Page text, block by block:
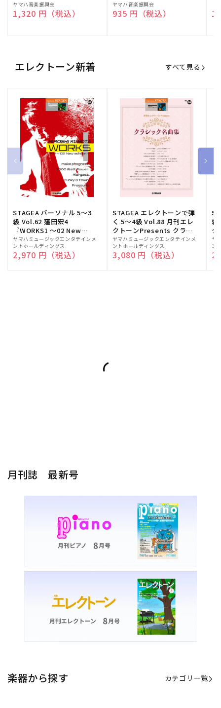
販
売
ヤマハ音楽振興会
通常価格
1,320 円（税込）
販
売
ヤマハ音楽振興会
通常価格
935 円（税込）
売
エレクトーン新着 すべて見る
STAGEA パーソナル 5～3
級 Vol.62 窪田宏4
『WORKS1 ～02 New
edition～』
販
売
元:
ヤマハミュージックエンタテインメ
ントホールディングス
通常価格
2,970 円（税込）
STAGEA エレクトーンで弾
く 5～4級 Vol.88 月刊エレ
クトーンPresents クラシ
ック名曲集
販
売
元:
ヤマハミュージックエンタテインメ
ントホールディングス
通常価格
3,080 円（税込）
級
ク
販
売
元:
ヤ
ン
カテゴリ一覧